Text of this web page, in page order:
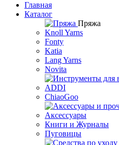
Главная
Каталог
Пряжа
Knoll Yarns
Fonty
Katia
Lang Yarns
Novita
ADDI
ChiaoGoo
Аксессуары
Книги и Журналы
Пуговицы